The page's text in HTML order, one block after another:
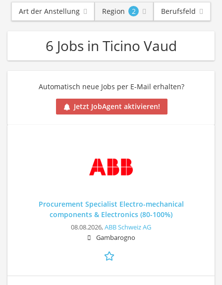
Art der Anstellung Region 2 Berufsfeld
6 Jobs in Ticino Vaud
Automatisch neue Jobs per E-Mail erhalten?
Jetzt JobAgent aktivieren!
Procurement Specialist Electro-mechanical
components & Electronics (80-100%)
08.08.2026,ABB Schweiz AG
Gambarogno